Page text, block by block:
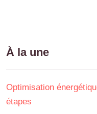
À la une
Optimisation
étapes